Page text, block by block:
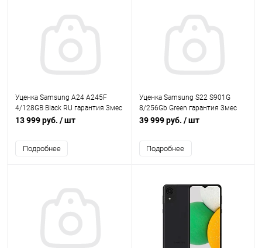
Уценка Samsung A24 A245F
4/128GB Black RU гарантия 3мес
13 999 руб. / шт
Подробнее
Уценка Samsung S22 S901G
8/256Gb Green гарантия 3мес
39 999 руб. / шт
Подробнее